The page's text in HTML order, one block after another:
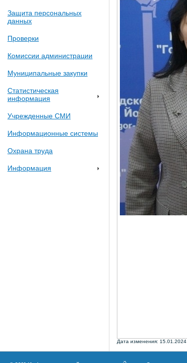
Защита персональных
данных
Проверки
Комиссии администрации
Муниципальные закупки
Статистическая
информация
Учрежденные СМИ
Информационные системы
Охрана труда
Информация
Дата изменения: 15.01.2024